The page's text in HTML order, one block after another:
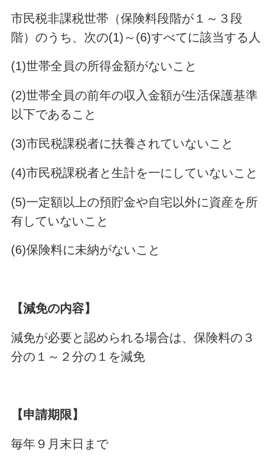
市民税非課税世帯（保険料段階が１～３段
階）のうち、次の(1)～(6)すべてに該当する人
(1)世帯全員の所得金額がないこと
(2)世帯全員の前年の収入金額が生活保護基準
以下であること
(3)市民税課税者に扶養されていないこと
(4)市民税課税者と生計を一にしていないこと
(5)一定額以上の預貯金や自宅以外に資産を所
有していないこと
(6)保険料に未納がないこと
【減免の内容】
減免が必要と認められる場合は、保険料の３
分の１～２分の１を減免
【申請期限】
毎年９月末日まで